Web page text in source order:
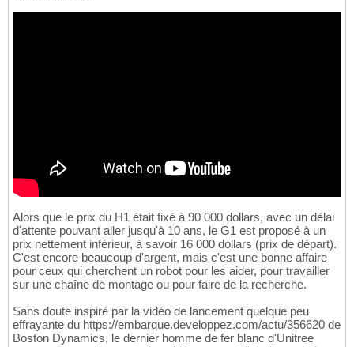
Alors que le prix du H1 était fixé à 90 000 dollars, avec un délai
d'attente pouvant aller jusqu'à 10 ans, le G1 est proposé à un
prix nettement inférieur, à savoir 16 000 dollars (prix de départ).
C'est encore beaucoup d'argent, mais c'est une bonne affaire
pour ceux qui cherchent un robot pour les aider, pour travailler
sur une chaîne de montage ou pour faire de la recherche.
Sans doute inspiré par la vidéo de lancement quelque peu
effrayante du https://embarque.developpez.com/actu/356620 de
Boston Dynamics, le dernier homme de fer blanc d'Unitree